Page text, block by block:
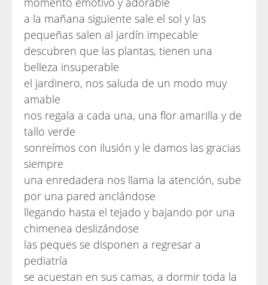
a la mañana siguiente sale el sol y las
pequeñas salen al jardín impecable
descubren que las plantas, tienen una
belleza insuperable
el jardinero, nos saluda de un modo muy
amable
nos regala a cada una, una flor amarilla y de
tallo verde
sonreímos con ilusión y le damos las gracias
siempre
una enredadera nos llama la atención, sube
por una pared anclándose
llegando hasta el tejado y bajando por una
chimenea deslizándose
las peques se disponen a regresar a
pediatría
se acuestan en sus camas, a dormir toda la